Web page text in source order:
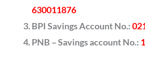
630011876
BPI Savings Account No.:
PNB – Savings account No.: